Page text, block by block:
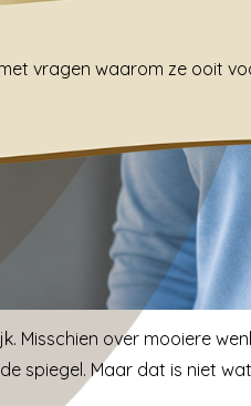
vragen waarom ze ooit
Misschien over mooiere
spiegel. Maar dat is niet